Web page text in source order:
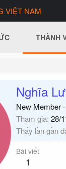
VIỆT NAM
THÀNH
Nghĩa
New Member ·
Tham gia 28/
Thấy lần gần
Bài viết
1